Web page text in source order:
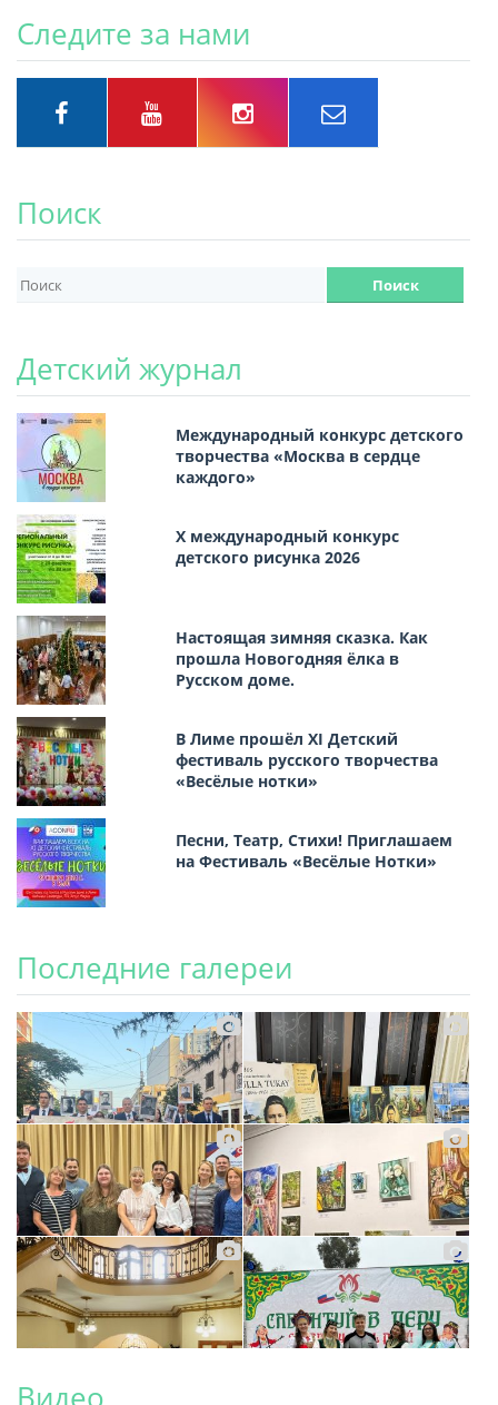
Следите за нами
Поиск
Детский журнал
Международный конкурс детского
творчества «Москва в сердце
каждого»
Х международный конкурс
детского рисунка 2026
Настоящая зимняя сказка. Как
прошла Новогодняя ёлка в
Русском доме.
В Лиме прошёл XI Детский
фестиваль русского творчества
«Весёлые нотки»
Песни, Театр, Стихи! Приглашаем
на Фестиваль «Весёлые Нотки»
Последние галереи